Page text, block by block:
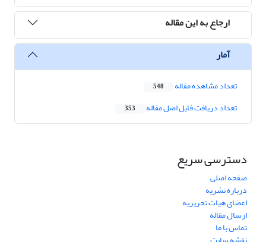
ارجاع به این مقاله
آمار
تعداد مشاهده مقاله 548
تعداد دریافت فایل اصل مقاله 353
دسترسی سریع
صفحه اصلی
درباره نشریه
اعضای هیات تحریریه
ارسال مقاله
تماس با ما